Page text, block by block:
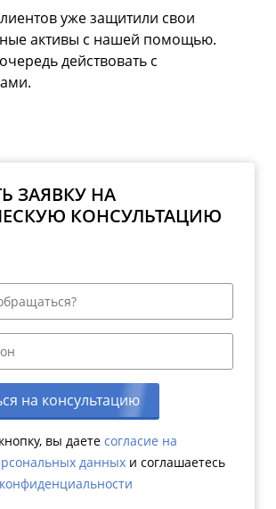
уже защитили свои
активы с нашей помощью.
действовать с
ЗАЯВКУ НА
КОНСУЛЬТАЦИЮ
на консультацию
вы даете согласие на
данных и соглашаетесь